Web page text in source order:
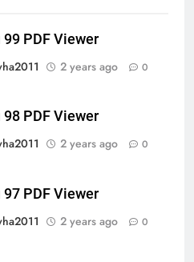
PDF Viewer
2 years ago 0
PDF Viewer
2 years ago 0
PDF Viewer
2 years ago 0